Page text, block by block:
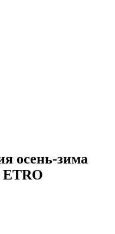
осень-зима
ETRO